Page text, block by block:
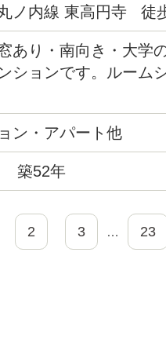
ノ内線 東高円寺 徒
あり・南向き・大学
ションです。ルーム
ン・アパート他
築52年
2 3 … 23